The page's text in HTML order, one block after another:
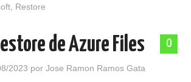
Restore
0
de Azure Files
2023 porJose Ramon Ramos Gata